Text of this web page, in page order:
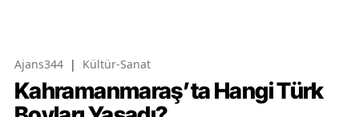
Ajans344 | Kültür-Sanat
Kahramanmaraş’ta Hangi Türk